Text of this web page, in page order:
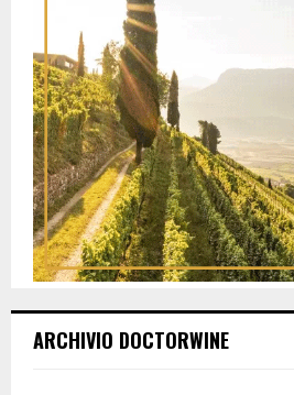
ARCHIVIO DOCTORWINE